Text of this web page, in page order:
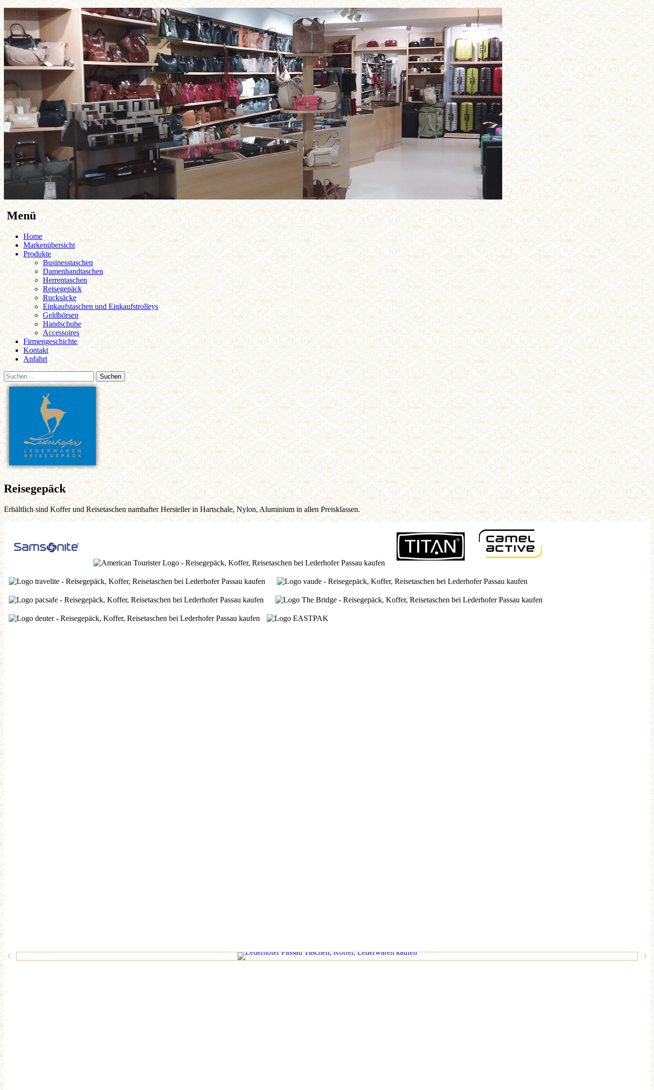
Previous
Next
Menü
Zum
Inhalt
springen
Home
Markenübersicht
Produkte
Businesstaschen
Damenhandtaschen
Herrentaschen
Reisegepäck
Rucksäcke
Einkaufstaschen und Einkaufstrolleys
Geldbörsen
Handschuhe
Accessoires
Firmengeschichte
Kontakt
Anfahrt
Suchen
nach:
Reisegepäck
Erhältlich sind Koffer und Reisetaschen namhafter Hersteller in Hartschale, Nylon, Aluminium in allen Preisklassen.